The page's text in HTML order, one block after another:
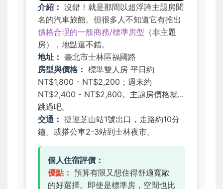
介紹： 沒錯！就是那間以超浮誇主題房聞
名的汽車旅館。但很多人不知道它有推出
價格合理的一般商務/標準房型 （非主題
房），地點還不錯。
地址： 臺北市士林區福國路
房型與價格： 標準雙人房 平日約
NT$1,800 - NT$2,200；週末約
NT$2,400 - NT$2,800。主題房價格就...
跳過吧。
交通： 捷運芝山站1號出口，走路約10分
鐘。或搭公車2-3站到士林夜市。
個人住宿評價：
優點： 預算有限又想住得舒適寬敞
的好選擇。即使是標準房，空間也比